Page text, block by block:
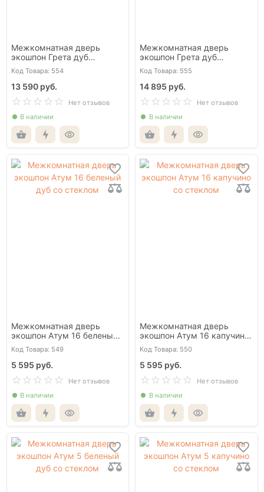
Межкомнатная дверь
экошпон Грета дуб
медовый патина черная
глухая
Код Товара: 554
13 590 руб.
Нет отзывов
В наличии
Межкомнатная дверь
экошпон Грета дуб
медовый патина черная со
стеклом
Код Товара: 555
14 895 руб.
Нет отзывов
В наличии
Межкомнатная дверь
экошпон Атум 16 беленый
дуб со стеклом
Код Товара: 549
5 595 руб.
Нет отзывов
В наличии
Межкомнатная дверь
экошпон Атум 16 капучино
со стеклом
Код Товара: 550
5 595 руб.
Нет отзывов
В наличии